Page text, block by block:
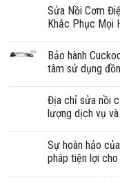
Sửa Nồi Cơm
Khắc Phục Mọi
Bảo hành
tâm sử dụng
Địa chỉ sửa nồi
lượng dịch vụ
Sự hoàn hảo
pháp tiện lợi